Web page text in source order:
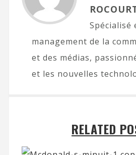
Spécialisé
management de la
et des médias,
et les nouvelles
RELATED